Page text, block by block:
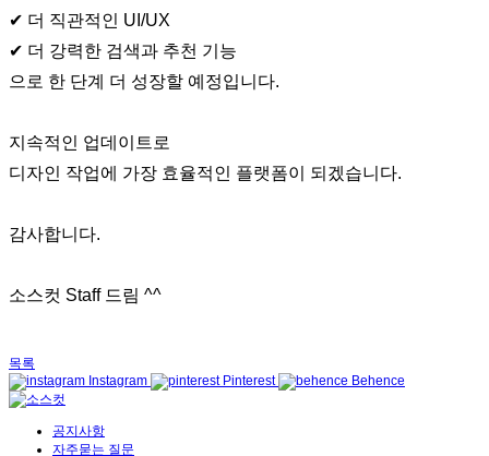
✔ 더 직관적인 UI/UX
✔ 더 강력한 검색과 추천 기능
으로 한 단계 더 성장할 예정입니다.
지속적인 업데이트로
디자인 작업에 가장 효율적인 플랫폼이 되겠습니다.
감사합니다.
소스컷 Staff 드림 ^^
목록
Instagram
Pinterest Behence
공지사항
자주묻는 질문